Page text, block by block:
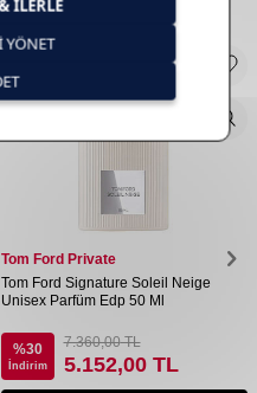
Tom Ford Private
Tom Ford Signature Soleil Neige
Unisex Parfüm Edp 50 Ml
%30
İndirim
7.360,00TL
5.152,00TL